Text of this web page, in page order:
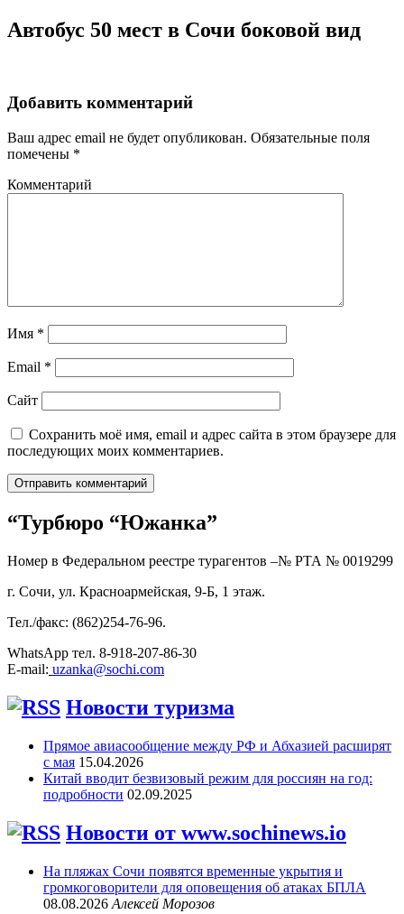
Автобус 50 мест в Сочи боковой вид
Добавить комментарий
Ваш адрес email не будет опубликован. Обязательные поля
помечены *
Комментарий
Имя *
Email *
Сайт
Сохранить моё имя, email и адрес сайта в этом браузере для
последующих моих комментариев.
“Турбюро “Южанка”
Номер в Федеральном реестре турагентов –№ РТА № 0019299
г. Сочи, ул. Красноармейская, 9-Б, 1 этаж.
Тел./факс: (862)254-76-96.
WhatsApp тел. 8-918-207-86-30
E-mail: uzanka@sochi.com
Новости туризма
Прямое авиасообщение между РФ и Абхазией расширят
с мая 15.04.2026
Китай вводит безвизовый режим для россиян на год:
подробности 02.09.2025
Новости от www.sochinews.io
На пляжах Сочи появятся временные укрытия и
громкоговорители для оповещения об атаках БПЛА
08.08.2026 Алексей Морозов